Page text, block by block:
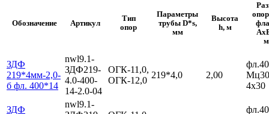
Обозначение Артикул
Тип
опор
Параметры
трубы D*s,
мм
Высота
h, м
ЗДФ
219*4мм-2,0-
б фл. 400*14
nwl9.1-
ЗДФ219-
4.0-400-
14-2.0-04
ОГК-11,0,
ОГК-12,0
219*4,0 2,00
4х30
ЗДФ
nwl9.1-